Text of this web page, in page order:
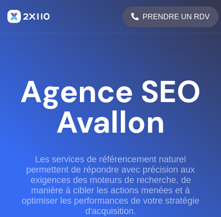
PRENDRE UN RDV
Agence SEO
Avallon
Les services de référencement naturel
permettent de répondre avec précision aux
exigences des moteurs de recherche, de
manière à cibler les actions menées et à
optimiser les performances de votre stratégie
d'acquisition.